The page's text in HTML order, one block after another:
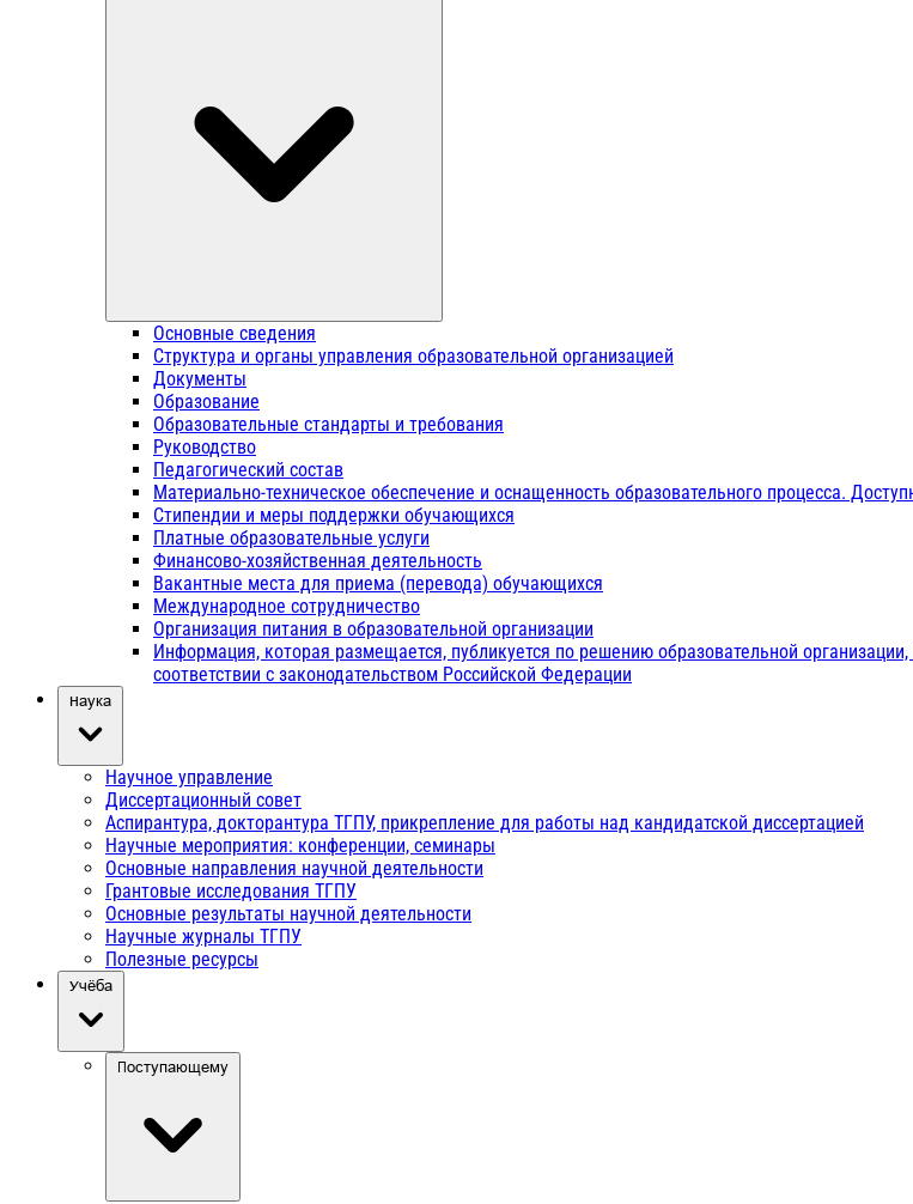
Основные сведения
Структура и органы управления образовательной организацией
Документы
Образование
Образовательные стандарты и требования
Руководство
Педагогический состав
Материально-техническое обеспечение и оснащенность образовательного процесса.
Стипендии и меры поддержки обучающихся
Платные образовательные услуги
Финансово-хозяйственная деятельность
Вакантные места для приема (перевода) обучающихся
Международное сотрудничество
Организация питания в образовательной организации
Информация, которая размещается, публикуется по решению образовательной
соответствии с законодательством Российской Федерации
Наука
Научное управление
Диссертационный совет
Аспирантура, докторантура ТГПУ, прикрепление для работы над кандидатской диссертацией
Научные мероприятия: конференции, семинары
Основные направления научной деятельности
Грантовые исследования ТГПУ
Основные результаты научной деятельности
Научные журналы ТГПУ
Полезные ресурсы
Учёба
Поступающему